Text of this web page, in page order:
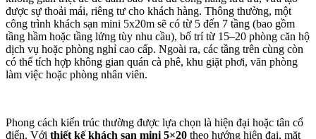
được sự thoải mái, riêng tư cho khách hàng. Thông thường, một
công trình khách sạn mini 5x20m sẽ có từ 5 đến 7 tầng (bao gồm
tầng hầm hoặc tầng lửng tùy nhu cầu), bố trí từ 15–20 phòng căn hộ
dịch vụ hoặc phòng nghỉ cao cấp. Ngoài ra, các tầng trên cùng còn
có thể tích hợp không gian quán cà phê, khu giặt phơi, văn phòng
làm việc hoặc phòng nhân viên.
Phong cách kiến trúc thường được lựa chọn là hiện đại hoặc tân cổ
điển. Với thiết kế khách sạn mini 5×20 theo hướng hiện đại, mặt